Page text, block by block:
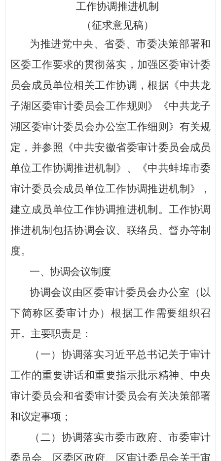
工作协调推进机制
（征求意见稿）
为推进党中央、省委、市委决策部署和
区委工作要求的贯彻落实，加强 区委审计委
员会成员单位相关工作协调，根据《中共龙
子湖区委审计委员会工作规则》《中共龙子
湖区委审计委员会办公室工作细则》有关规
定，并参照《中共安徽省委审计委员会成员
单位工作协调推进机制》
、《中共蚌埠市委
审计委员会成员单位工作协调推进机制 》
，
建立成员单位工作协调推进机制。工作协调
推进机制包括协调会议、联络员、督办等制
度。
一、协调会议制度
协调会议由 区委审计委员会办公室（以
下简称 区委审计办）根据工作需要组织召
开。主要职责是：
（一）协调落实习近平总书记关于审计
工作的重要讲话和重要指示批示精神、中央
审计委员会和省委审计委员会有关决策部署
和议定事项；
（二）协调落实市委市政府、市委审计
委员会、区委区政府、区审计委员会关于审